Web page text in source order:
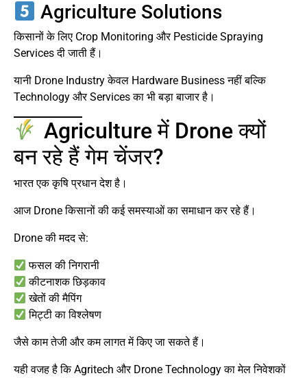
Agriculture Solutions
किसानों के लिए Crop Monitoring और Pesticide Spraying
Services दी जाती हैं।
यानी Drone Industry केवल Hardware Business नहीं बल्कि
Technology और Services का भी बड़ा बाजार है।
Agriculture में Drone क्यों
बन रहे हैं गेम चेंजर?
भारत एक कृषि प्रधान देश है।
आज Drone किसानों की कई समस्याओं का समाधान कर रहे हैं।
Drone की मदद से:
फसल की निगरानी
कीटनाशक छिड़काव
खेतों की मैपिंग
मिट्टी का विश्लेषण
जैसे काम तेजी और कम लागत में किए जा सकते हैं।
यही वजह है कि Agritech और Drone Technology का मेल निवेशकों